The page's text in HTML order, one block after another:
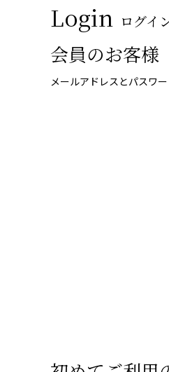
Login ログイ
会員のお客様
メールアドレスとパスワ